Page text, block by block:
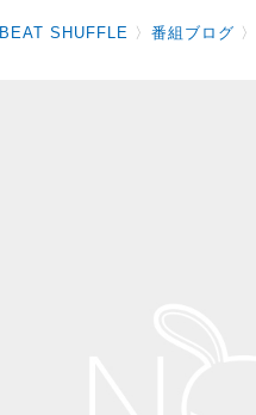
BEAT SHUFFLE 〉 番組ブログ 〉